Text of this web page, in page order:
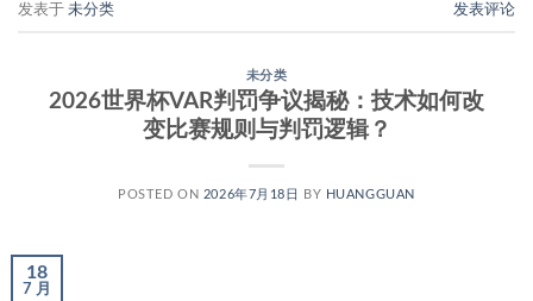
发表于 未分类 发表评论
未分类
2026世界杯VAR判罚争议揭秘：技术如何改
变比赛规则与判罚逻辑？
POSTED ON 2026年7月18日 BY HUANGGUAN
18
7 月